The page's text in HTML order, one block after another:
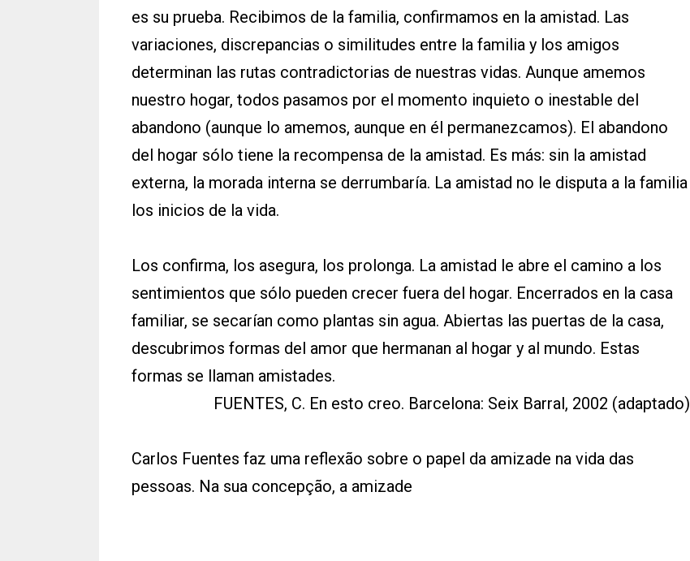
es su prueba. Recibimos de la familia, confirmamos en la amistad. Las
variaciones, discrepancias o similitudes entre la familia y los amigos
determinan las rutas contradictorias de nuestras vidas. Aunque amemos
nuestro hogar, todos pasamos por el momento inquieto o inestable del
abandono (aunque lo amemos, aunque en él permanezcamos). El abandono
del hogar sólo tiene la recompensa de la amistad. Es más: sin la amistad
externa, la morada interna se derrumbaría. La amistad no le disputa a la familia
los inicios de la vida.
Los confirma, los asegura, los prolonga. La amistad le abre el camino a los
sentimientos que sólo pueden crecer fuera del hogar. Encerrados en la casa
familiar, se secarían como plantas sin agua. Abiertas las puertas de la casa,
descubrimos formas del amor que hermanan al hogar y al mundo. Estas
formas se llaman amistades.
FUENTES, C. En esto creo. Barcelona: Seix Barral, 2002 (adaptado)
Carlos Fuentes faz uma reflexão sobre o papel da amizade na vida das
pessoas. Na sua concepção, a amizade